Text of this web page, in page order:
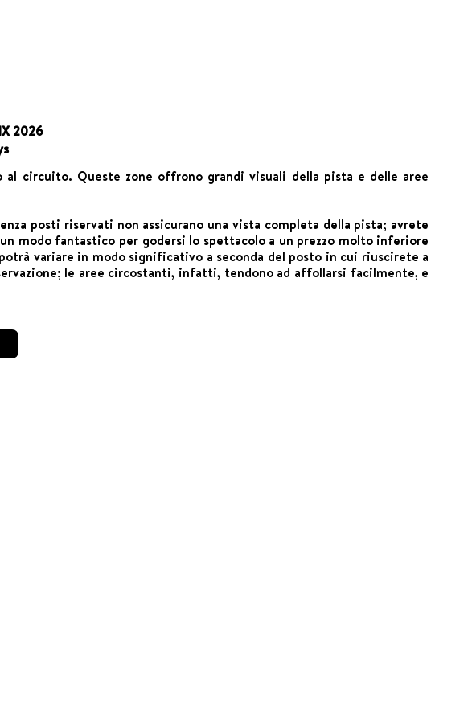
2026
circuito. Queste zone offrono grandi visuali della pista e delle aree
posti riservati non assicurano una vista completa della pista; avrete
modo fantastico per godersi lo spettacolo a un prezzo molto inferiore
variare in modo significativo a seconda del posto in cui riuscirete a
le aree circostanti, infatti, tendono ad affollarsi facilmente, e